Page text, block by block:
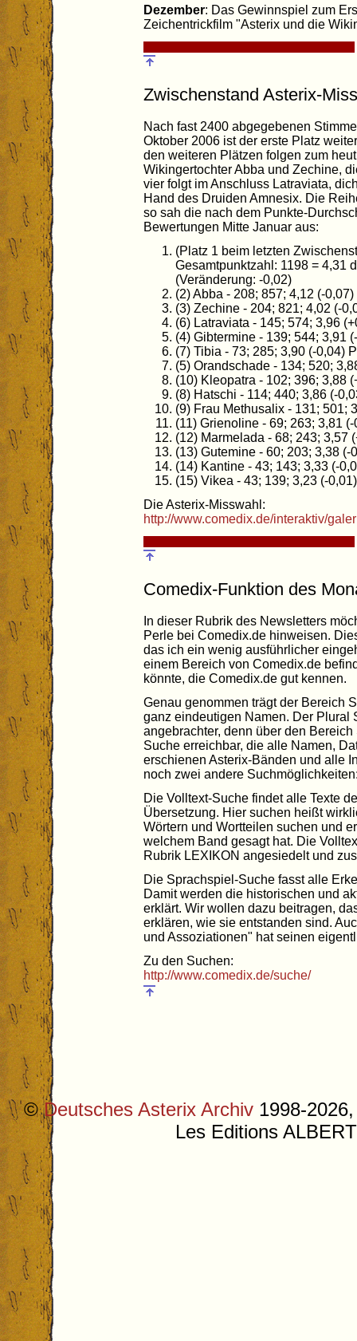
Dezember: Das Gewinnspiel zum
Zeichentrickfilm "Asterix und die
Zwischenstand Asterix-
Nach fast 2400 abgegebenen
Oktober 2006 ist der erste Platz
den weiteren Plätzen folgen zum
Wikingertochter Abba und Zechine,
vier folgt im Anschluss Latraviata,
Hand des Druiden Amnesix. Die
so sah die nach dem Punkte-
Bewertungen Mitte Januar aus:
(Platz 1 beim letzten
Gesamtpunktzahl: 1198 = 4,31
(Veränderung: -0,02)
(2) Abba - 208; 857; 4,12 (-
(3) Zechine - 204; 821; 4,02 (-
(6) Latraviata - 145; 574; 3,96
(4) Gibtermine - 139; 544; 3,91
(7) Tibia - 73; 285; 3,90 (-0,04)
(5) Orandschade - 134; 520;
(10) Kleopatra - 102; 396; 3,88
(8) Hatschi - 114; 440; 3,86 (-
(9) Frau Methusalix - 131; 501;
(11) Grienoline - 69; 263; 3,81
(12) Marmelada - 68; 243; 3,57
(13) Gutemine - 60; 203; 3,38 (-
(14) Kantine - 43; 143; 3,33 (-
(15) Vikea - 43; 139; 3,23 (-
Die Asterix-Misswahl:
http://www.comedix.de/interaktiv/
Comedix-Funktion des
In dieser Rubrik des Newsletters
Perle bei Comedix.de hinweisen.
das ich ein wenig ausführlicher
einem Bereich von Comedix.de
könnte, die Comedix.de gut kennen.
Genau genommen trägt der Bereich
ganz eindeutigen Namen. Der Plural
angebrachter, denn über den
Suche erreichbar, die alle Namen,
erschienen Asterix-Bänden und alle
noch zwei andere
Die Volltext-Suche findet alle Texte
Übersetzung. Hier suchen heißt
Wörtern und Wortteilen suchen und
welchem Band gesagt hat. Die
Rubrik LEXIKON angesiedelt und
Die Sprachspiel-Suche fasst alle
Damit werden die historischen und
erklärt. Wir wollen dazu beitragen,
erklären, wie sie entstanden sind.
und Assoziationen" hat seinen
Zu den Suchen:
http://www.comedix.de/suche/
©Deutsches Asterix Archiv 1998-
Les Editions